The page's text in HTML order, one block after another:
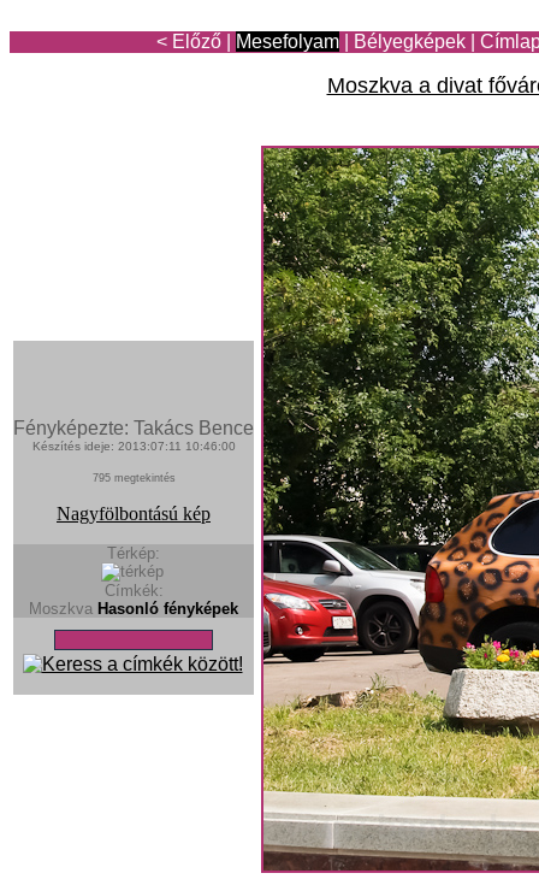
< Előző Mesefolyam Bélyegképek
Moszkva a divat
Fényképezte: Takács Bence
Készítés ideje: 2013:07:11 10:46:00
795 megtekintés
Nagyfölbontású kép
Térkép:
Címkék:
Moszkva Hasonló fényképek